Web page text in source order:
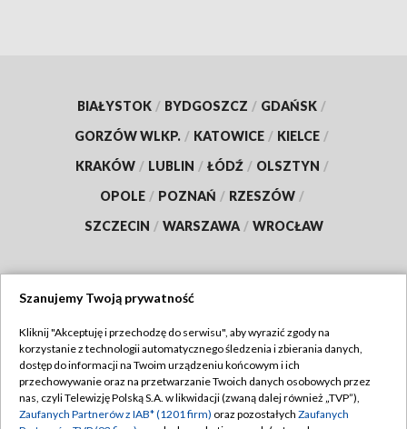
BIAŁYSTOK / BYDGOSZCZ / GDAŃSK /
GORZÓW WLKP. / KATOWICE / KIELCE /
KRAKÓW / LUBLIN / ŁÓDŹ / OLSZTYN /
OPOLE / POZNAŃ / RZESZÓW /
SZCZECIN / WARSZAWA / WROCŁAW
TVP
Abonament TVP
Emisja w TVP
Regulamin TVP
Polityka prywatności
Szanujemy Twoją prywatność
Kliknij "Akceptuję i przechodzę do serwisu", aby wyrazić zgody na
korzystanie z technologii automatycznego śledzenia i zbierania danych,
dostęp do informacji na Twoim urządzeniu końcowym i ich
przechowywanie oraz na przetwarzanie Twoich danych osobowych przez
nas, czyli Telewizję Polską S.A. w likwidacji (zwaną dalej również „TVP”),
Zaufanych Partnerów z IAB* (1201 firm) oraz pozostałych Zaufanych